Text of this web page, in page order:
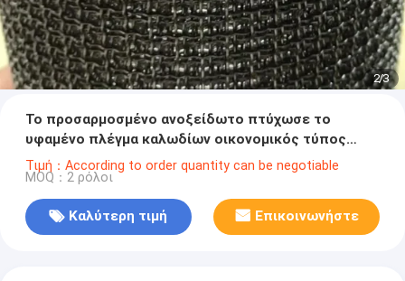
2/3
Το προσαρμοσμένο ανοξείδωτο πτύχωσε το
υφαμένο πλέγμα καλωδίων οικονομικός τύπος
ρόλων 10 30m
Τιμή：According to order quantity can be negotiable
MOQ：2 ρόλοι
Καλύτερη τιμή Επικοινωνήστε